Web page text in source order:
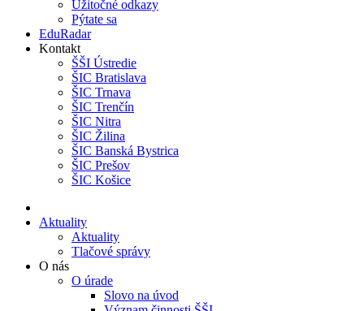
Užitočné odkazy
Pýtate sa
EduRadar
Kontakt
ŠŠI Ústredie
ŠIC Bratislava
ŠIC Trnava
ŠIC Trenčín
ŠIC Nitra
ŠIC Žilina
ŠIC Banská Bystrica
ŠIC Prešov
ŠIC Košice
Aktuality
Aktuality
Tlačové správy
O nás
O úrade
Slovo na úvod